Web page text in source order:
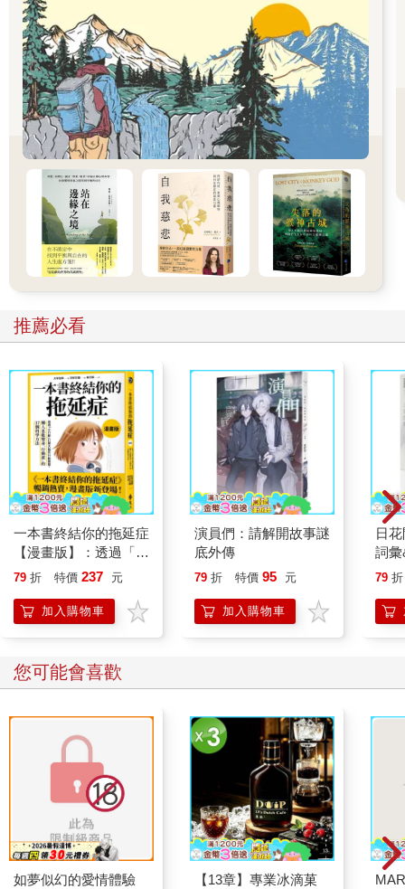
推薦必看
一本書終結你的拖延症
【漫畫版】：透過「小
行動」打開大腦的行動
「行動派」的37個科
學方法
79 折 特價 237 元
加入購物車
演員們：請解開故事謎
底外傳
79 折 特價 95 元
加入購物車
日
詞
79 折
您可能會喜歡
如夢似幻的愛情體驗
【13章】專業冰滴菓